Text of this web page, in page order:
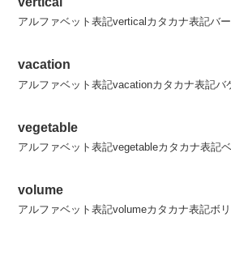
アルファベット表記verticalカタカナ表記バ
vacation
アルファベット表記vacationカタカナ表記バ
vegetable
アルファベット表記vegetableカタカナ表記
volume
アルファベット表記volumeカタカナ表記ボ